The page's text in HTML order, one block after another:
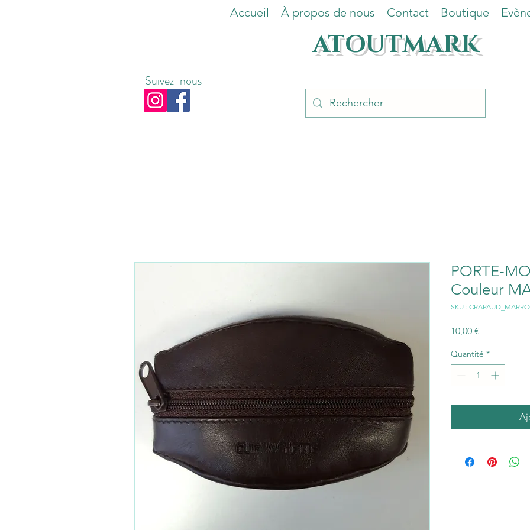
Accueil À propos de nous Contact Boutique
ATOUTMARK
Suivez-nous
PORTE-
Couleur
SKU :
10,00 €
Quantité *